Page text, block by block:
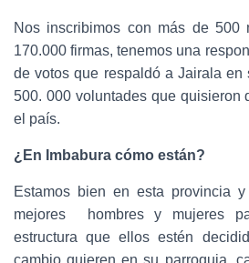
Nos inscribimos con más de
170.000 firmas, tenemos una
de votos que respaldó a Jairala en
500. 000 voluntades que quisieron
el país.
¿En Imbabura cómo están?
Estamos bien en esta provincia
mejores hombres y mujeres
estructura que ellos estén
cambio quieren en su parroquia,